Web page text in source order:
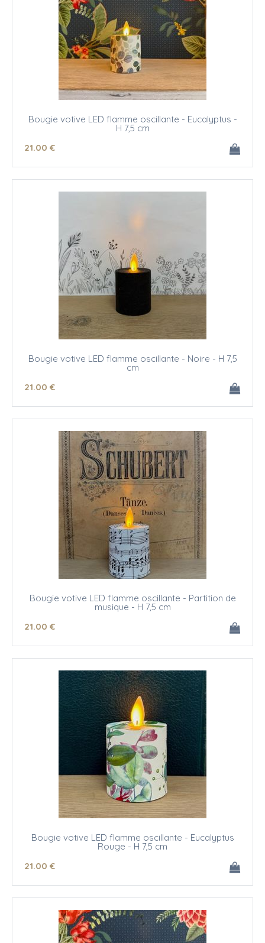
Bougie votive LED flamme oscillante - Eucalyptus -
H 7,5 cm
21.00 €
Bougie votive LED flamme oscillante - Noire - H 7,5
cm
21.00 €
Bougie votive LED flamme oscillante - Partition de
musique - H 7,5 cm
21.00 €
Bougie votive LED flamme oscillante - Eucalyptus
Rouge - H 7,5 cm
21.00 €